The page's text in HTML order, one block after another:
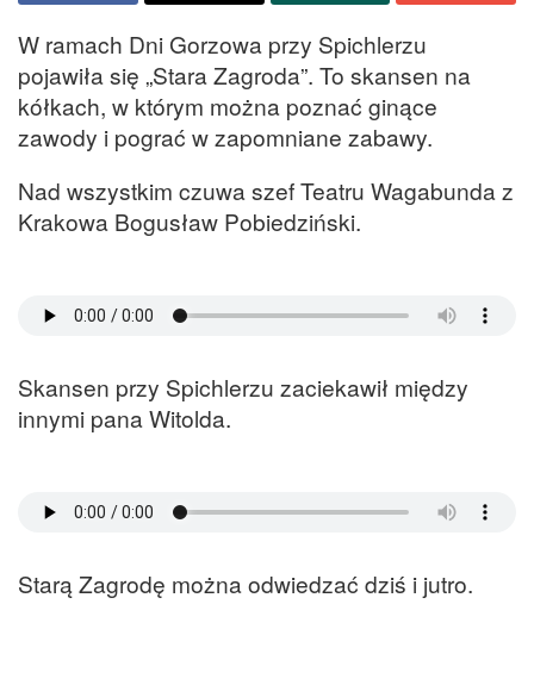
W ramach Dni Gorzowa przy Spichlerzu
pojawiła się „Stara Zagroda”. To skansen na
kółkach, w którym można poznać ginące
zawody i pograć w zapomniane zabawy.
Nad wszystkim czuwa szef Teatru Wagabunda z
Krakowa Bogusław Pobiedziński.
Skansen przy Spichlerzu zaciekawił między
innymi pana Witolda.
Starą Zagrodę można odwiedzać dziś i jutro.